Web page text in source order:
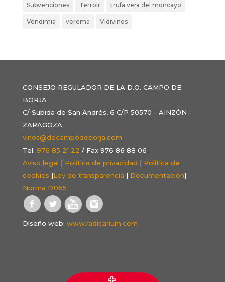
Subvenciones Terroir trufa vera del moncayo
Vendimia verema Vidivinos
CONSEJO REGULADOR DE LA D.O. CAMPO DE
BORJA
C/ Subida de San Andrés, 6 C/P 50570 - AINZÓN -
ZARAGOZA
vinos@docampodeborja.com
Tel. 976 85 21 22 / Fax 976 86 88 06
Aviso legal | Política de privacidad | Política de
cookies |Ley de transparencia | Documentación|
Norma 17065
Diseño web: www.radicarium.com